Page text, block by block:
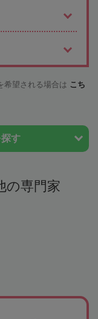
希望される場合は こち
す
の専門家